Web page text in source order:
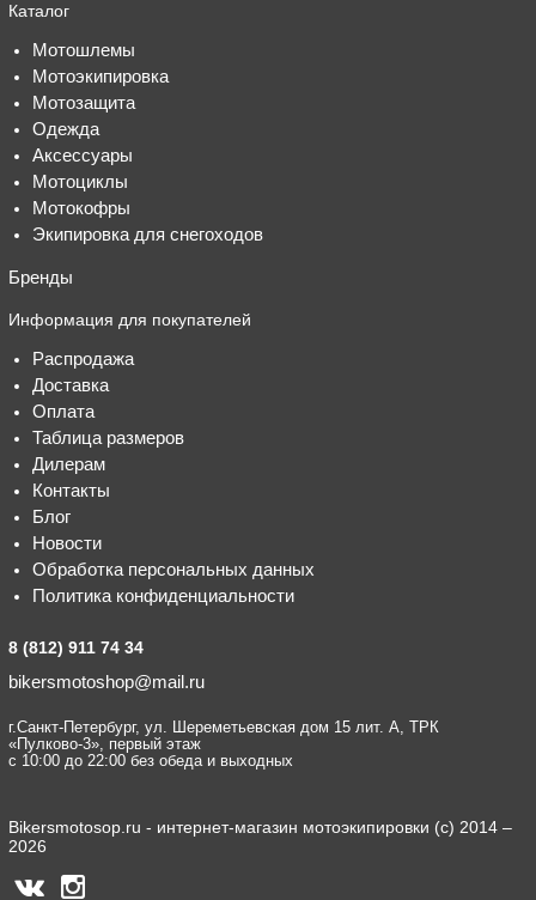
Каталог
Мотошлемы
Мотоэкипировка
Мотозащита
Одежда
Аксессуары
Мотоциклы
Мотокофры
Экипировка для снегоходов
Бренды
Информация для покупателей
Распродажа
Доставка
Оплата
Таблица размеров
Дилерам
Контакты
Блог
Новости
Обработка персональных данных
Политика конфиденциальности
8 (812) 911 74 34
bikersmotoshop@mail.ru
г.Санкт-Петербург, ул. Шереметьевская дом 15 лит. А, ТРК
«Пулково-3», первый этаж
с 10:00 до 22:00 без обеда и выходных
Bikersmotosop.ru - интернет-магазин мотоэкипировки (c) 2014 –
2026